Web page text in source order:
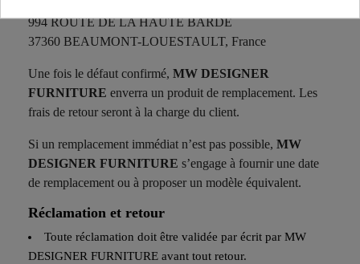
994 ROUTE DE LA HAUTE BARDE
37360 BEAUMONT-LOUESTAULT, France
Une fois le défaut confirmé, MW DESIGNER
FURNITURE enverra un produit de remplacement. Les
frais de retour seront à la charge du client.
Si un remplacement immédiat n’est pas possible, MW
DESIGNER FURNITURE s’engage à fournir une date
de remplacement ou à proposer un modèle équivalent.
Réclamation et retour
Toute réclamation doit être validée par écrit par MW
DESIGNER FURNITURE avant tout retour.